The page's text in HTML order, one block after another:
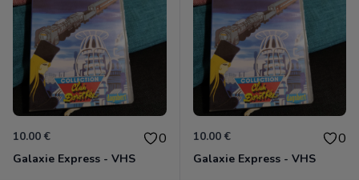
10.00 € 0
Galaxie Express - VHS
10.00 € 0
Galaxie Express - VHS